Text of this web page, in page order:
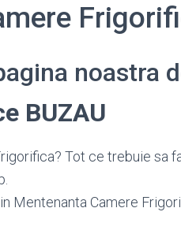
noastra
BUZAU
Tot ce trebuie sa
Mentenanta Camere